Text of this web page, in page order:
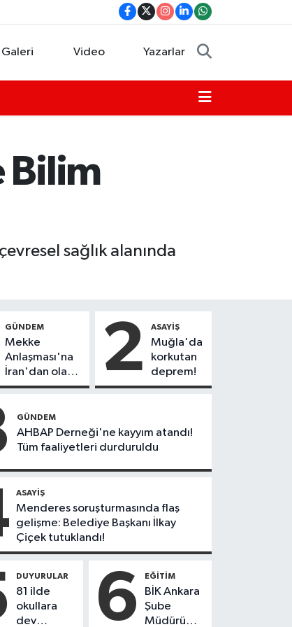
Video Yazarlar
Bilim
sağlık alanında
GÜNDEM
Mekke
Anlaşması'na
İran'dan olay
tepki:
düzeltin"
2 ASAYIŞ
Muğla'da
korkutan
deprem!
GÜNDEM
AHBAP Derneği'ne kayyım atandı!
Tüm faaliyetleri durduruldu
ASAYIŞ
Menderes soruşturmasında flaş
gelişme: Belediye Başkanı İlkay
Çiçek tutuklandı!
DUYURULAR
81 ilde
okullara
dev
6 EĞITIM
BİK Ankara
Şube
Müdürü